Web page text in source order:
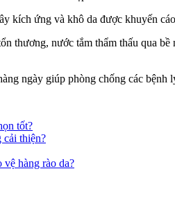
kích ứng và khô da được khuyến
nước tắm thẩm thấu qua
ngày giúp phòng chống các
tốt?
cải thiện?
hàng rào da?